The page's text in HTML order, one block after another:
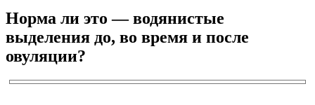
Норма ли это — водянистые
выделения до, во время и после
овуляции?